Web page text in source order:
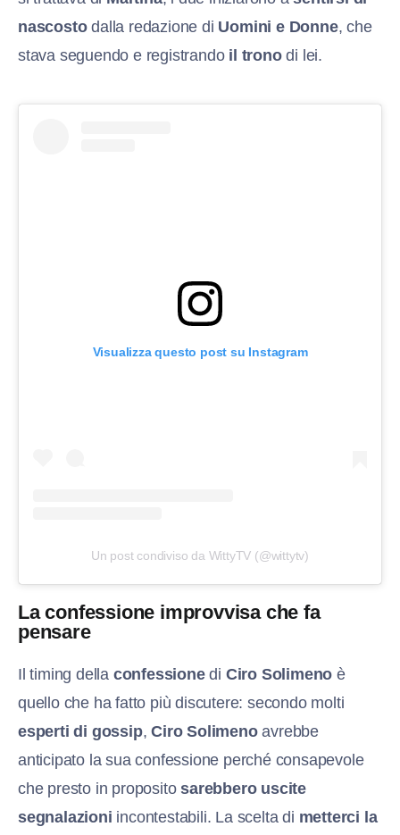
nascostodalla redazione di Uomini e Donne, che
stava seguendo e registrando il tronodi lei.
Visualizza questo post su Instagram
Un post condiviso da WittyTV (@wittytv)
La confessione improvvisa che fa
pensare
Il timing della confessionedi Ciro Solimeno è
quello che ha fatto più discutere: secondo molti
esperti di gossip,Ciro Solimenoavrebbe
anticipato la sua confessione perché consapevole
che presto in propositosarebbero uscite
segnalazioni incontestabili. La scelta di metterci la